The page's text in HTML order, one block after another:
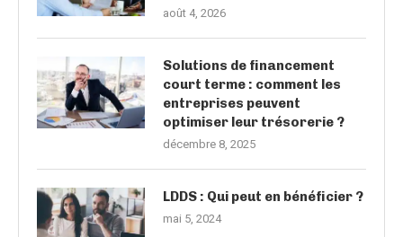
août 4, 2026
Solutions de financement
court terme : comment les
entreprises peuvent
optimiser leur trésorerie ?
décembre 8, 2025
LDDS : Qui peut en bénéficier ?
mai 5, 2024